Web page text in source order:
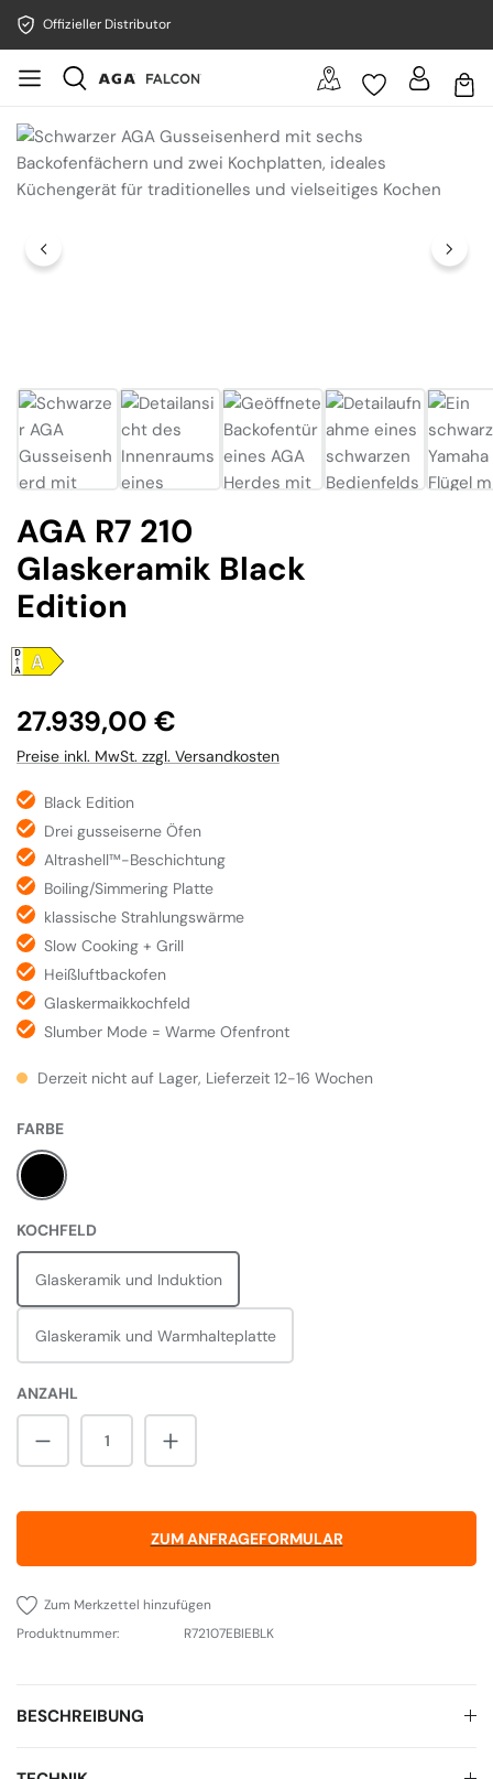
Offizieller Distributor
Bildergalerie überspringen
AGA R7 210
Glaskeramik Black
Edition
Regulärer Preis:
27.939,00 €
Preise inkl. MwSt. zzgl. Versandkosten
Black Edition
Drei gusseiserne Öfen
Altrashell™-Beschichtung
Boiling/Simmering Platte
klassische Strahlungswärme
Slow Cooking + Grill
Heißluftbackofen
Glaskermaikkochfeld
Slumber Mode = Warme Ofenfront
Derzeit nicht auf Lager, Lieferzeit 12-16 Wochen
FARBEAUSWÄHLEN
AGA Black Edition
KOCHFELDAUSWÄHLEN
Glaskeramik und Induktion
Glaskeramik und Warmhalteplatte
ANZAHL
Produkt Anzahl: Gib den gewünschten
ZUM ANFRAGEFORMULAR
Zum Merkzettel hinzufügen
Produktnummer:
R72107EBIEBLK
BESCHREIBUNG